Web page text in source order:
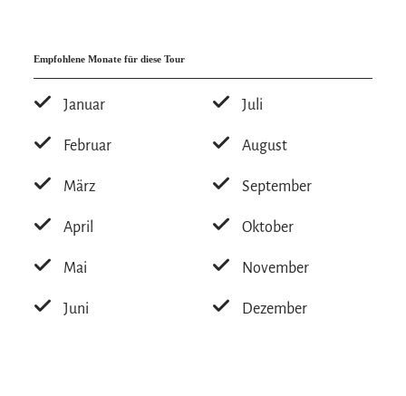
Empfohlene Monate für diese Tour
Januar
Februar
März
April
Mai
Juni
Juli
August
September
Oktober
November
Dezember